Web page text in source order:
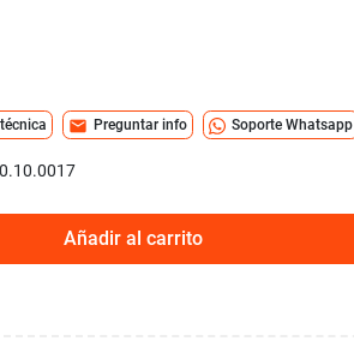
mail Preguntar info Soporte Whatsapp
Añadir al carrito